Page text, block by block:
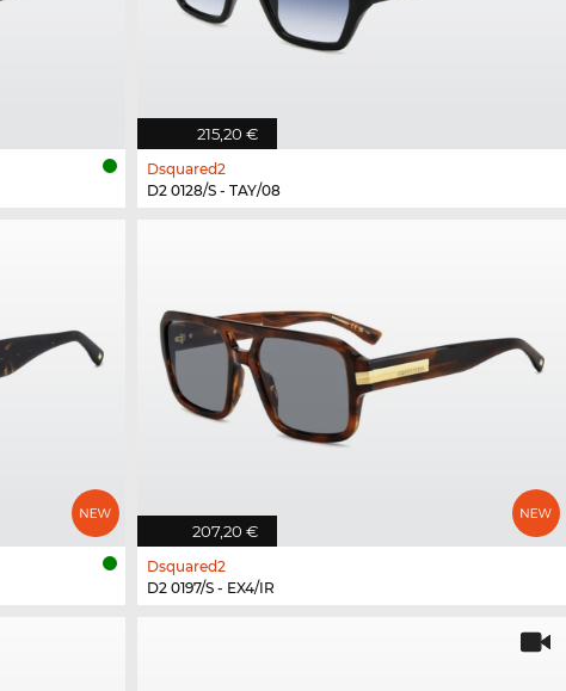
215,20 €
Dsquared2
D2 0128/S - TAY/08
207,20 €
Dsquared2
D2 0197/S - EX4/IR